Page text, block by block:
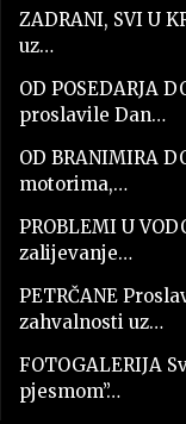
ZADRANI, SVI U
uz…
OD POSEDARJA
proslavile Dan…
OD BRANIMIRA
motorima,…
PROBLEMI U
zalijevanje…
PETRČANE
zahvalnosti uz…
FOTOGALERIJA
pjesmom”…